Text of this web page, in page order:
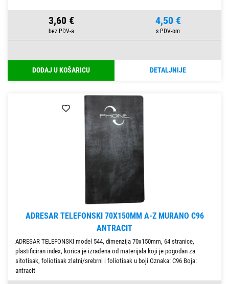
3,60 € 4,50 €
DODAJ U KOŠARICU DETALJNIJE
ADRESAR TELEFONSKI 70X150MM A-Z MURANO C96
ANTRACIT
ADRESAR TELEFONSKI model 544, dimenzija 70x150mm, 64 stranice,
plastificiran index, korica je izrađena od materijala koji je pogodan za
sitotisak, foliotisak zlatni/srebrni i foliotisak u boji Oznaka: C96 Boja:
antracit